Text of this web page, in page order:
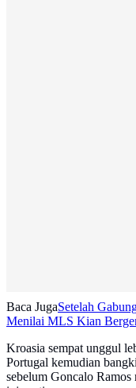
Baca JugaSetelah
Menilai MLS Kian
Kroasia sempat unggul
Portugal kemudian
sebelum Goncalo Ramos